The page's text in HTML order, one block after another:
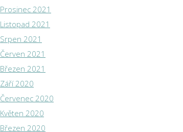
Prosinec 2021
Listopad 2021
Srpen 2021
Červen 2021
Březen 2021
Září 2020
Červenec 2020
Květen 2020
Březen 2020